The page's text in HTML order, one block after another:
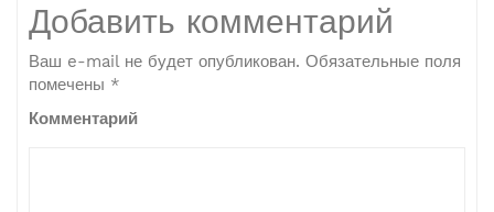
Добавить комментарий
Ваш e-mail не будет опубликован. Обязательные поля
помечены *
Комментарий